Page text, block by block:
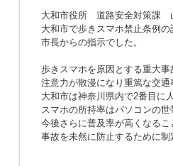
大和市役所 道路安全対策課
大和市で歩きスマホ禁止条例の
市長からの指示でした。
歩きスマホを原因とする重大事
注意力が散漫になり重篤な交通
大和市は神奈川県内で2番目に
スマホの所持率はパソコンの
今後さらに普及率が高くなるこ
事故を未然に防止するために制